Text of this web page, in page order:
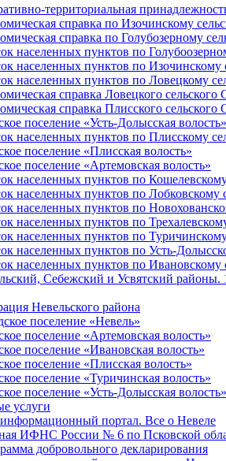
территориальная
справка по Изочинскому
справка по Голубозерному
населенных пунктов по
населенных пунктов по Изочинскому
населенных пунктов по Ловецкому
справка Ловецкого сельского
справка Плисского сельского
поселение «Усть-Долысская волость»
населенных пунктов по Плисскому
поселение «Плисская волость»
поселение «Артемовская волость»
населенных пунктов по Кошелевскому
населенных пунктов по Лобковскому
населенных пунктов по
населенных пунктов по
населенных пунктов по Туричинскому
населенных пунктов по Усть-
населенных пунктов по Ивановскому
Себежский и Усвятский районы.
Невельского района
поселение «Невель»
поселение «Артемовская волость»
поселение «Ивановская волость»
поселение «Плисская волость»
поселение «Туричинская волость»
поселение «Усть-Долысская волость»
услуги
портал. Все о Невеле
ИФНС России № 6 по Псковской
добровольного декларирования